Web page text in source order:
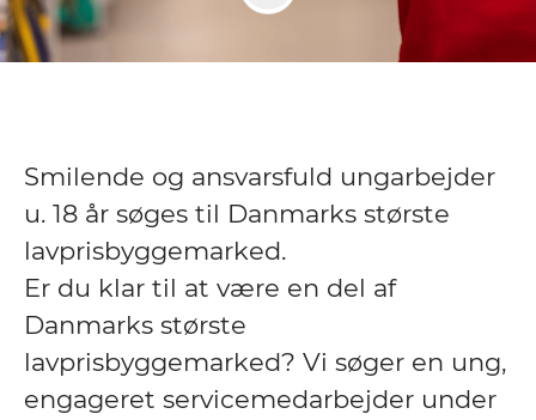
Smilende og ansvarsfuld ungarbejder
u. 18 år søges til Danmarks største
lavprisbyggemarked.
Er du klar til at være en del af
Danmarks største
lavprisbyggemarked? Vi søger en ung,
engageret servicemedarbejder under